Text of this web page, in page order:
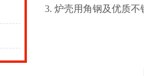
3. 炉壳用角钢及优质不